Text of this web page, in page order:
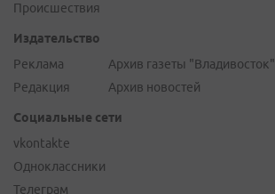
Происшествия
Издательство
Реклама
Редакция
Архив газеты "Владивосток"
Архив новостей
Социальные сети
vkontakte
Одноклассники
Телеграм